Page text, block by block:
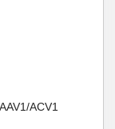
ACV1